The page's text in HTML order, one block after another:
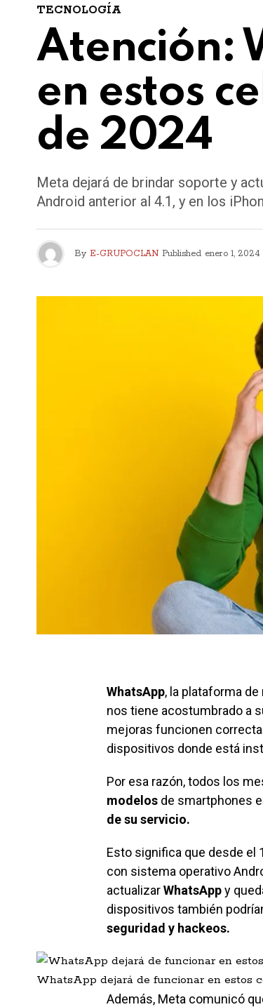
TECNOLOGÍA
Atención:
en estos
de 2024
Meta dejará de brindar soporte y
Android anterior al 4.1, y en los
By E-GRUPOCLAN Published enero 1, 2024
WhatsApp, la plataforma
nos tiene acostumbrado a
mejoras funcionen
dispositivos donde está
Por esa razón, todos los
modelos de smartphones
de su servicio.
Esto significa que desde el
con sistema operativo
actualizarWhatsAppy
dispositivos también
seguridad y hackeos.
WhatsApp dejará de funcionar en estos
Además, Meta comunicó